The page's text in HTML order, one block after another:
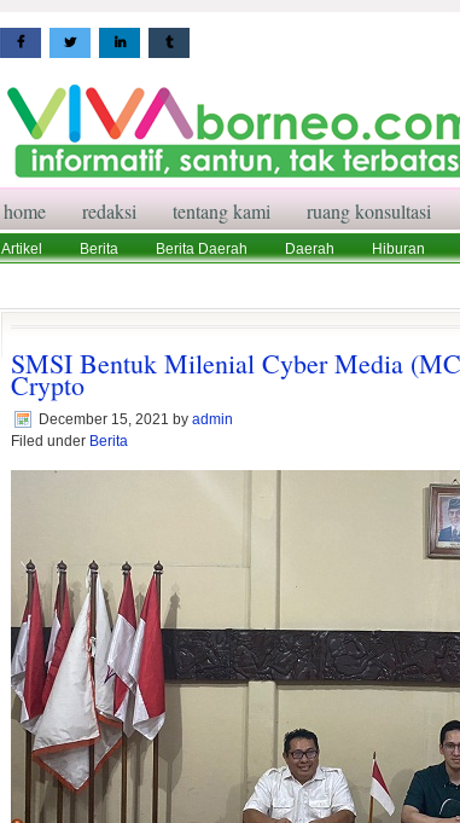
home redaksi tentang kami ruang konsultasi
Artikel Berita Berita Daerah Daerah Hiburan
SMSI Bentuk Milenial Cyber Media
Crypto
December 15, 2021 by admin
Filed under Berita